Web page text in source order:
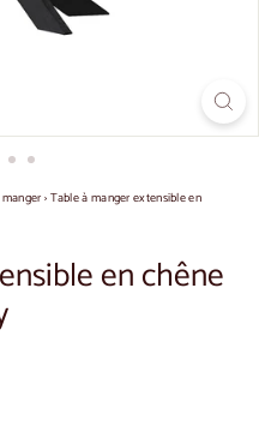
›Table à manger extensible en
en chêne